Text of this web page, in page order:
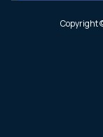
Copyright